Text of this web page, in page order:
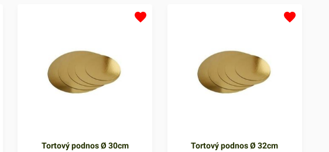
Tortový podnos Ø 30cm Tortový podnos Ø 32cm